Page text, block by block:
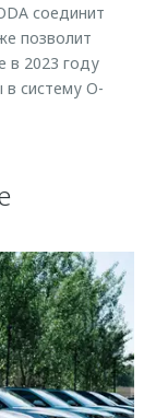
соединит
позволит
в 2023 году
систему O-